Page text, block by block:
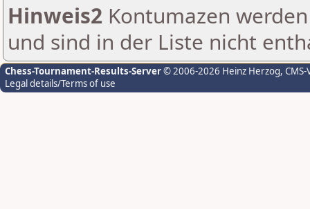
Hinweis2 Kontumazen
und sind in der Liste nicht
Chess-Tournament-Results-Server© 2006-2026 Heinz Herzog,
Legal details/Terms of use